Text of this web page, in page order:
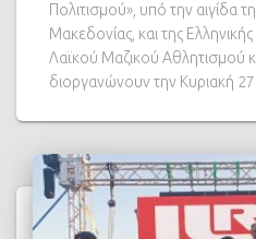
Πολιτισμού», υπό την αιγίδα
Μακεδονίας, και της
Λαϊκού Μαζικού Αθλητισμού
διοργανώνουν την Κυριακή 27